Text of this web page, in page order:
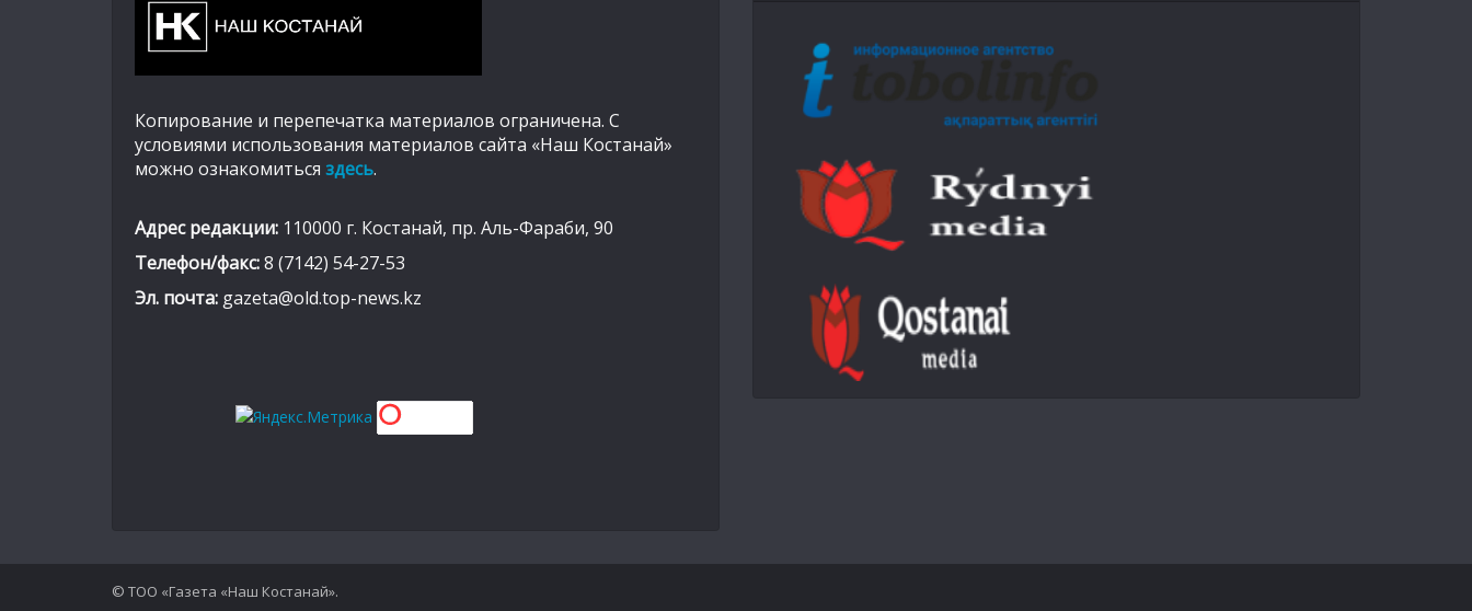
Копирование и перепечатка материалов ограничена. С
условиями использования материалов сайта «Наш Костанай»
можно ознакомиться здесь.
Адрес редакции: 110000 г. Костанай, пр. Аль-Фараби, 90
Телефон/факс:8 (7142) 54-27-53
Эл. почта: gazeta@old.top-news.kz
© ТОО «Газета «Наш Костанай».